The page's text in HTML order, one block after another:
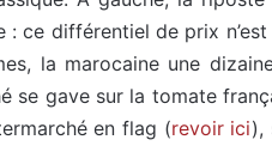
: ce différentiel de prix n’est
la marocaine une
se gave sur la tomate
en flag (revoir ici),